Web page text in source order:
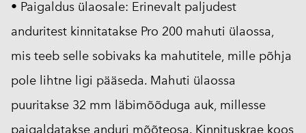
• Paigaldus ülaosale: Erinevalt paljudest
anduritest kinnitatakse Pro 200 mahuti ülaossa,
mis teeb selle sobivaks ka mahutitele, mille põhja
pole lihtne ligi pääseda. Mahuti ülaossa
puuritakse 32 mm läbimõõduga auk, millesse
paigaldatakse anduri mõõteosa. Kinnituskrae koos